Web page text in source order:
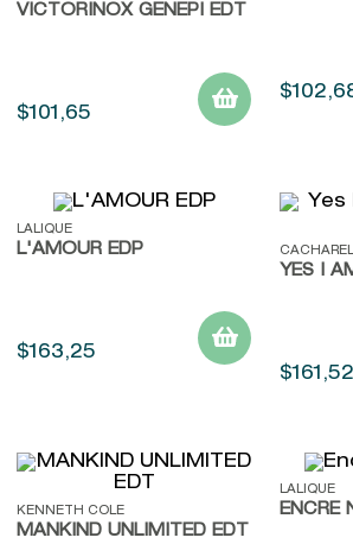
VICTORINOX GENEPI EDT
$101 ,65
$102,
LALIQUE
L'AMOUR EDP
$163,25
CACHAREL
YES I
$161 ,52
KENNETH COLE
MANKIND UNLIMITED EDT
LALIQUE
ENCRE